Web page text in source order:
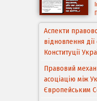
Аспекти
відновлення
Конституції
Правовий
асоціацію між
Європейським